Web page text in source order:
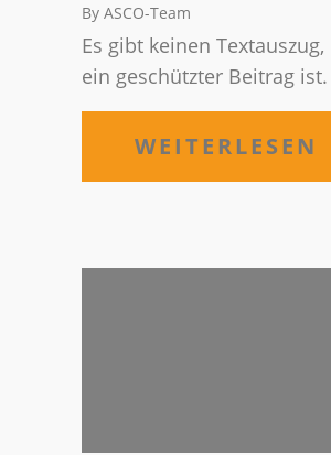
By ASCO-Team
Es gibt keinen
ein geschützter Beitrag ist.
WEITERLESEN